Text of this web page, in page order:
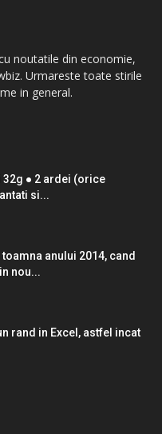
noutatile din economie,
Urmareste toate stirile
in general.
● 2 ardei (orice
si...
anului 2014, cand
nou...
rand in Excel, astfel incat